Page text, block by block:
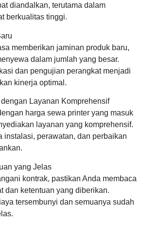
diandalkan, terutama dalam
berkualitas tinggi.
memberikan jaminan produk baru,
dalam jumlah yang besar.
dan pengujian perangkat menjadi
kinerja optimal.
Layanan Komprehensif
harga sewa printer yang masuk
layanan yang komprehensif.
instalasi, perawatan, dan perbaikan
yang Jelas
kontrak, pastikan Anda membaca
dan ketentuan yang diberikan.
tersembunyi dan semuanya sudah